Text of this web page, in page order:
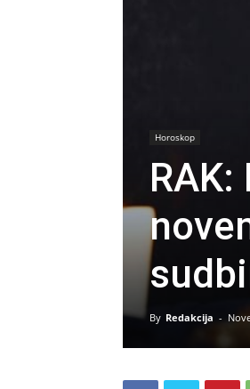
Horoskop
By Redakcija -